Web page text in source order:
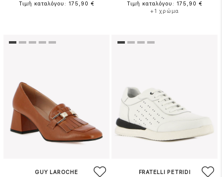
Τιμή καταλόγου: 175,90 €
Τιμή καταλόγου: 175,90 €
+1 χρώμα
GUY LAROCHE
FRATELLI PETRIDI